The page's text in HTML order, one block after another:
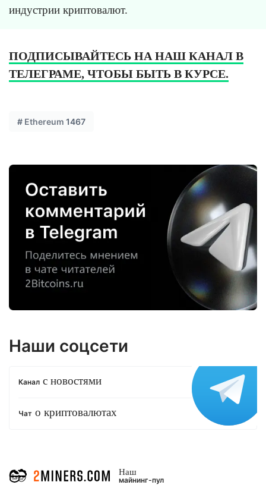
индустрии криптовалют.
ПОДПИСЫВАЙТЕСЬ НА НАШ КАНАЛ В
ТЕЛЕГРАМЕ, ЧТОБЫ БЫТЬ В КУРСЕ.
# Ethereum 1467
Наши соцсети
Канал с новостями
Чат о криптовалютах
Наш
майнинг-пул